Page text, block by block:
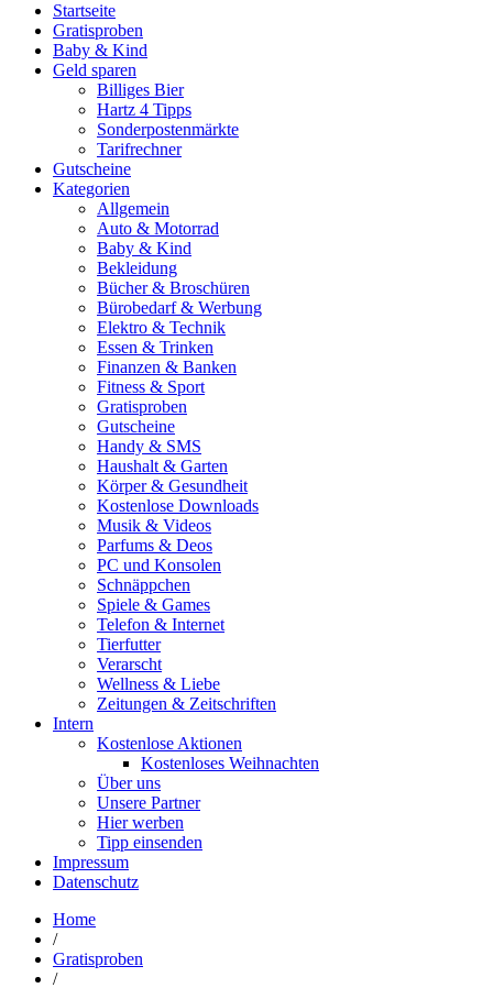
Startseite
Gratisproben
Baby & Kind
Geld sparen
Billiges Bier
Hartz 4 Tipps
Sonderpostenmärkte
Tarifrechner
Gutscheine
Kategorien
Allgemein
Auto & Motorrad
Baby & Kind
Bekleidung
Bücher & Broschüren
Bürobedarf & Werbung
Elektro & Technik
Essen & Trinken
Finanzen & Banken
Fitness & Sport
Gratisproben
Gutscheine
Handy & SMS
Haushalt & Garten
Körper & Gesundheit
Kostenlose Downloads
Musik & Videos
Parfums & Deos
PC und Konsolen
Schnäppchen
Spiele & Games
Telefon & Internet
Tierfutter
Verarscht
Wellness & Liebe
Zeitungen & Zeitschriften
Intern
Kostenlose Aktionen
Kostenloses Weihnachten
Über uns
Unsere Partner
Hier werben
Tipp einsenden
Impressum
Datenschutz
Home
/
Gratisproben
/